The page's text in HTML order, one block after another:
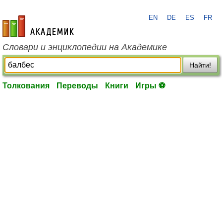
academic.ru
EN DE ES FR
Словари и энциклопедии на Академике
Найти!
Толкования Переводы Книги Игры ⚽